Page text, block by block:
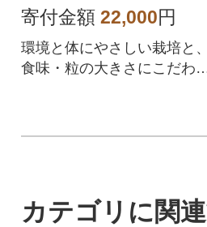
寄付金額 22,000円
環境と体にやさしい栽培と、
食味・粒の大きさにこだわ
カテゴリに関